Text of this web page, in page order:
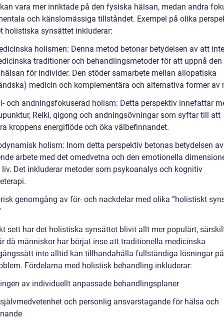
vara mer inriktade på den fysiska hälsan, medan andra
och känslomässiga tillståndet. Exempel på olika
holistiska synsättet inkluderar:
holismen: Denna metod betonar betydelsen av att
traditioner och behandlingsmetoder för att uppnå
för individer. Den stöder samarbete mellan allopatiska
medicin och komplementära och alternativa former av
och andningsfokuserad holism: Detta perspektiv innefattar
Reiki, qigong och andningsövningar som syftar till att
kroppens energiflöde och öka välbefinnandet.
holism: Inom detta perspektiv betonas betydelsen av
arbete med det omedvetna och den emotionella
liv. Det inkluderar metoder som psykoanalys och kognitiv
genomgång av för- och nackdelar med olika ”holistiskt
sett har det holistiska synsättet blivit allt mer populärt,
då människor har börjat inse att traditionella medicinska
inte alltid kan tillhandahålla fullständiga lösningar
Fördelarna med holistisk behandling inkluderar:
av individuellt anpassade behandlingsplaner
och personlig ansvarstagande för hälsa och